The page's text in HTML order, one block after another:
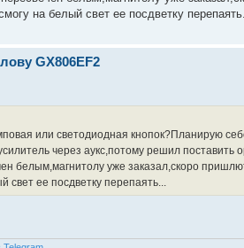
на белый свет ее посдветку
GX806EF2
или светодиодная кнопок?Планирую
через аукс,потому решил
белым,магнитолу уже заказал,скоро
свет ее посдветку перепаять...